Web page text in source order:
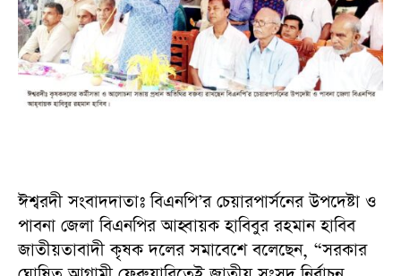
ঈশ্বরদী সংবাদদাতাঃ বিএনপি’র চেয়ারপার্সনের উপদেষ্টা ও
পাবনা জেলা বিএনপির আহ্বায়ক হাবিবুর রহমান হাবিব
জাতীয়তাবাদী কৃষক দলের সমাবেশে বলেছেন, “সরকার